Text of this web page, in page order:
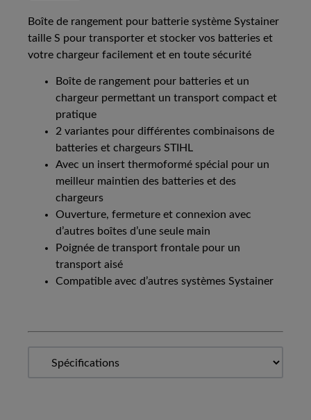
Boîte de rangement pour batterie système Systainer
taille S pour transporter et stocker vos batteries et
votre chargeur facilement et en toute sécurité
Boîte de rangement pour batteries et un
chargeur permettant un transport compact et
pratique
2 variantes pour différentes combinaisons de
batteries et chargeurs STIHL
Avec un insert thermoformé spécial pour un
meilleur maintien des batteries et des
chargeurs
Ouverture, fermeture et connexion avec
d’autres boîtes d’une seule main
Poignée de transport frontale pour un
transport aisé
Compatible avec d’autres systèmes Systainer